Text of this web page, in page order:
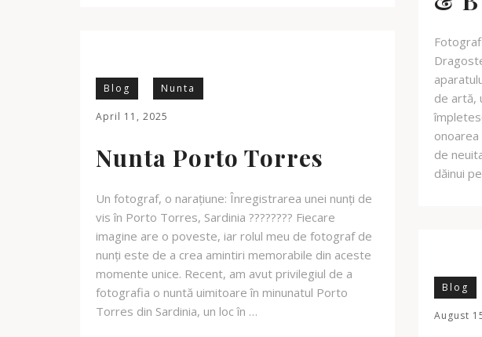
de artă,
de
dăinui
Blog Nunta
April 11, 2025
Nunta Porto Torres
Un fotograf, o narațiune: Înregistrarea unei nunți de
vis în Porto Torres, Sardinia ???????? Fiecare
imagine are o poveste, iar rolul meu de fotograf de
nunți este de a crea amintiri memorabile din aceste
momente unice. Recent, am avut privilegiul de a
fotografia o nuntă uimitoare în minunatul Porto
Torres din Sardinia, un loc în …
Blog
August